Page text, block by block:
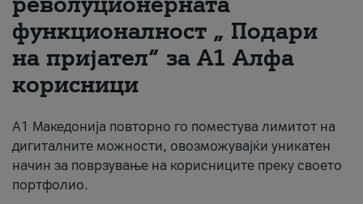
За нас
#ПодобарОнлајн
функционалност „ Подари
на пријател“ за А1 Алфа
корисници
А1 Македонија повторно го поместува лимитот на
дигиталните можности, овозможувајќи уникатен
начин за поврзување на корисниците преку своето
портфолио.